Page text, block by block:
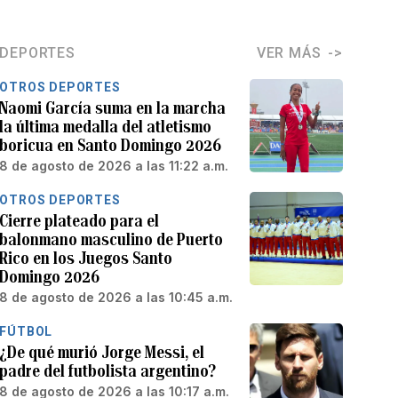
DEPORTES VER MÁS
OTROS DEPORTES
Naomi García suma en la marcha
la última medalla del atletismo
boricua en Santo Domingo 2026
8 de agosto de 2026 a las 11:22 a.m.
OTROS DEPORTES
Cierre plateado para el
balonmano masculino de Puerto
Rico en los Juegos Santo
Domingo 2026
8 de agosto de 2026 a las 10:45 a.m.
FÚTBOL
¿De qué murió Jorge Messi, el
padre del futbolista argentino?
8 de agosto de 2026 a las 10:17 a.m.